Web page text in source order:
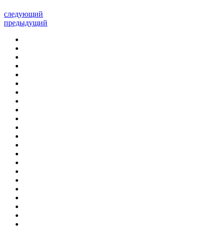
следующий
предыдущий